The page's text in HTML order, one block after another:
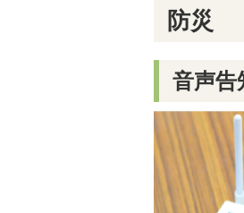
防災
音声告